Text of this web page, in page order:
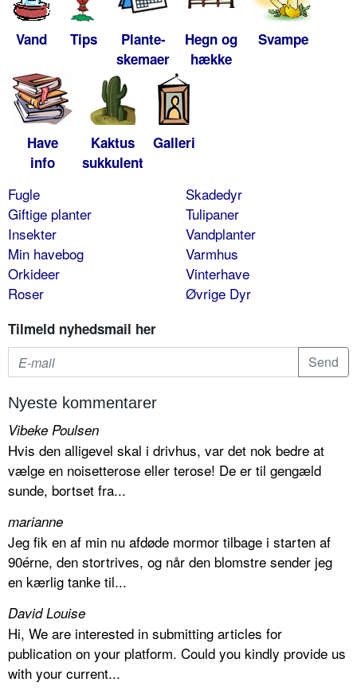
Vand Tips
Plante-
skemaer
Hegn og
hække
Svampe
Have
info
Kaktus
sukkulent
Galleri
Fugle
Giftige planter
Insekter
Min havebog
Orkideer
Roser
Skadedyr
Tulipaner
Vandplanter
Varmhus
Vinterhave
Øvrige Dyr
Tilmeld nyhedsmail her
Nyeste kommentarer
Vibeke Poulsen
Hvis den alligevel skal i drivhus, var det nok bedre at
vælge en noisetterose eller terose! De er til gengæld
sunde, bortset fra...
marianne
Jeg fik en af min nu afdøde mormor tilbage i starten af
90érne, den stortrives, og når den blomstre sender jeg
en kærlig tanke til...
David Louise
Hi, We are interested in submitting articles for
publication on your platform. Could you kindly provide us
with your current...